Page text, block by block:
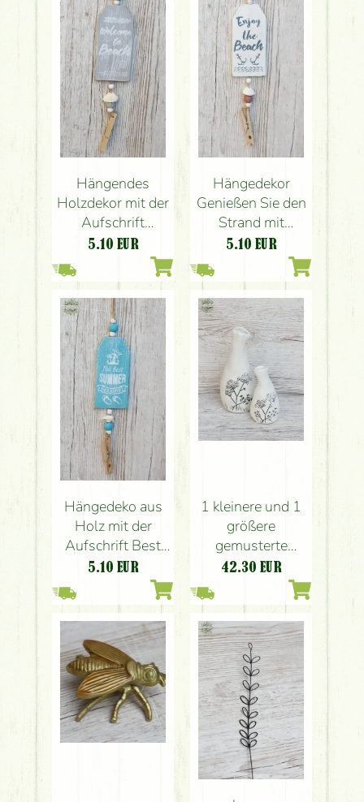
Hängendes
Holzdekor mit der
Aufschrift
„Willkommen am
Strand“.(6x1x11
cm )
5.10 EUR
Hängedekor
Genießen Sie den
Strand mit
Holzinschriften
(6x1x11 cm )
5.10 EUR
Hängedeko aus
Holz mit der
Aufschrift Best
Summer Holidays
(6x1x11 cm )
5.10 EUR
1 kleinere und 1
größere
gemusterte
Keramikvasen
(11,5 cm und 17
cm)
42.30 EUR